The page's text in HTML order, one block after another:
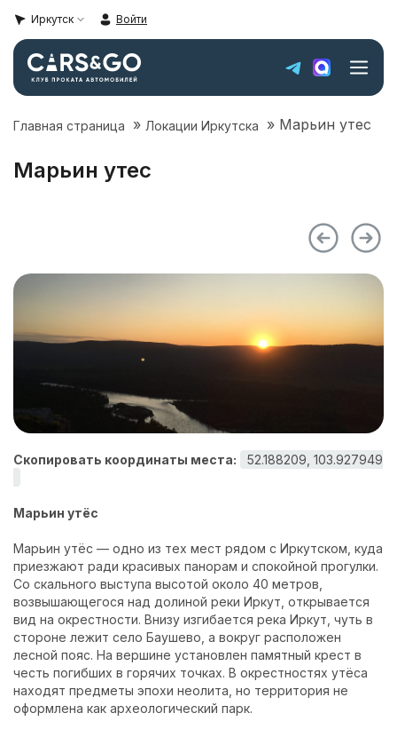
Иркутск Войти
Автопарк
Super sale
Локации Иркутска
Условия аренды
Контакты
Главная страница » Локации Иркутска » Марьин утес
Марьин утес
Скопировать координаты места: 52.188209, 103.927949
Марьин утёс
Марьин утёс — одно из тех мест рядом с Иркутском, куда
приезжают ради красивых панорам и спокойной прогулки.
Со скального выступа высотой около 40 метров,
возвышающегося над долиной реки Иркут, открывается
вид на окрестности. Внизу изгибается река Иркут, чуть в
стороне лежит село Баушево, а вокруг расположен
лесной пояс. На вершине установлен памятный крест в
честь погибших в горячих точках. В окрестностях утёса
находят предметы эпохи неолита, но территория не
оформлена как археологический парк.